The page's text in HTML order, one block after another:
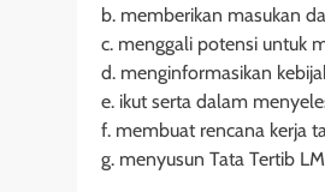
b. memberikan masukan
c. menggali potensi untuk
d. menginformasikan
e. ikut serta dalam
f. membuat rencana kerja
g. menyusun Tata Tertib